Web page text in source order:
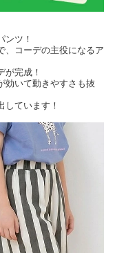
ンツ！
、コーデの主役になるア
が完成！
効いて動きやすさも抜
しています！